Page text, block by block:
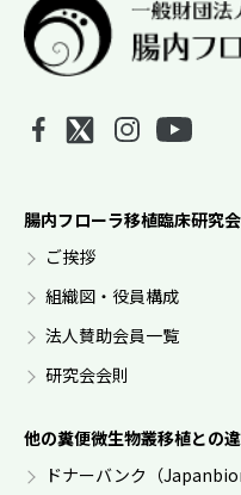
腸内フローラ移植臨床研究
ご挨拶
組織図・役員構成
法人賛助会員一覧
研究会会則
他の糞便微生物叢移植との
ドナーバンク（